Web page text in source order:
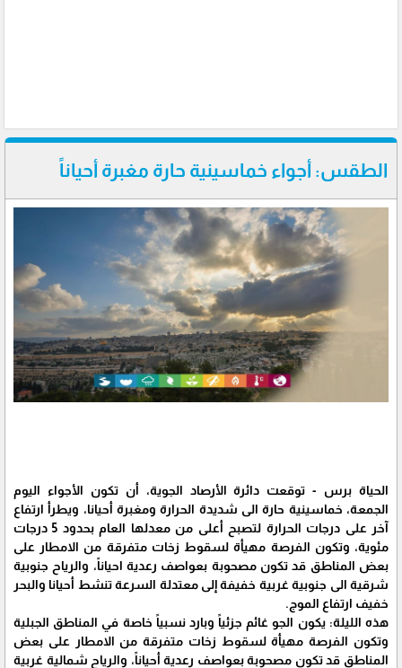
الطقس: أجواء خماسينية حارة مغبرة أحياناً
الحياة برس - توقعت دائرة الأرصاد الجوية، أن تكون الأجواء اليوم
الجمعة، خماسينية حارة الى شديدة الحرارة ومغبرة أحيانا، ويطرأ ارتفاع
آخر على درجات الحرارة لتصبح أعلى من معدلها العام بحدود 5 درجات
مئوية، وتكون الفرصة مهيأة لسقوط زخات متفرقة من الامطار على
بعض المناطق قد تكون مصحوبة بعواصف رعدية احياناً، والرياح جنوبية
شرقية الى جنوبية غربية خفيفة إلى معتدلة السرعة تنشط أحيانا والبحر
خفيف ارتفاع الموج.
هذه الليلة: يكون الجو غائم جزئياً وبارد نسبياً خاصة في المناطق الجبلية
وتكون الفرصة مهيأة لسقوط زخات متفرقة من الامطار على بعض
المناطق قد تكون مصحوبة بعواصف رعدية أحياناً، والرياح شمالية غربية